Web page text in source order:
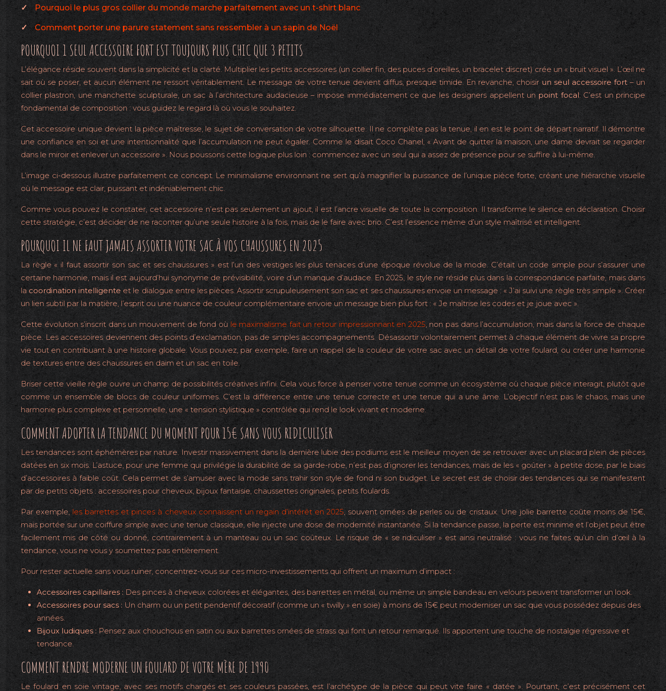
Pourquoi le plus gros collier du monde marche parfaitement avec un t-shirt blanc
Comment porter une parure statement sans ressembler à un sapin de Noël
POURQUOI 1 SEUL ACCESSOIRE FORT EST TOUJOURS PLUS CHIC QUE 3 PETITS
L’élégance réside souvent dans la simplicité et la clarté. Multiplier les petits accessoires (un collier fin, des puces d’oreilles, un bracelet discret) crée un « bruit visuel ». L’œil ne
sait où se poser, et aucun élément ne ressort véritablement. Le message de votre tenue devient diffus, presque timide. En revanche, choisir un seul accessoire fort– un
collier plastron, une manchette sculpturale, un sac à l’architecture audacieuse – impose immédiatement ce que les designers appellent un point focal. C’est un principe
fondamental de composition : vous guidez le regard là où vous le souhaitez.
Cet accessoire unique devient la pièce maîtresse, le sujet de conversation de votre silhouette. Il ne complète pas la tenue, il en est le point de départ narratif. Il démontre
une confiance en soi et une intentionnalité que l’accumulation ne peut égaler. Comme le disait Coco Chanel, « Avant de quitter la maison, une dame devrait se regarder
dans le miroir et enlever un accessoire ». Nous poussons cette logique plus loin : commencez avec un seul qui a assez de présence pour se suffire à lui-même.
L’image ci-dessous illustre parfaitement ce concept. Le minimalisme environnant ne sert qu’à magnifier la puissance de l’unique pièce forte, créant une hiérarchie visuelle
où le message est clair, puissant et indéniablement chic.
Comme vous pouvez le constater, cet accessoire n’est pas seulement un ajout, il est l’ancre visuelle de toute la composition. Il transforme le silence en déclaration. Choisir
cette stratégie, c’est décider de ne raconter qu’une seule histoire à la fois, mais de le faire avec brio. C’est l’essence même d’un style maîtrisé et intelligent.
POURQUOI IL NE FAUT JAMAIS ASSORTIR VOTRE SAC À VOS CHAUSSURES EN 2025
La règle « il faut assortir son sac et ses chaussures » est l’un des vestiges les plus tenaces d’une époque révolue de la mode. C’était un code simple pour s’assurer une
certaine harmonie, mais il est aujourd’hui synonyme de prévisibilité, voire d’un manque d’audace. En 2025, le style ne réside plus dans la correspondance parfaite, mais dans
lacoordination intelligente et le dialogue entre les pièces. Assortir scrupuleusement son sac et ses chaussures envoie un message : « J’ai suivi une règle très simple ». Créer
un lien subtil par la matière, l’esprit ou une nuance de couleur complémentaire envoie un message bien plus fort : « Je maîtrise les codes et je joue avec ».
Cette évolution s’inscrit dans un mouvement de fond où le maximalisme fait un retour impressionnant en 2025, non pas dans l’accumulation, mais dans la force de chaque
pièce. Les accessoires deviennent des points d’exclamation, pas de simples accompagnements. Désassortir volontairement permet à chaque élément de vivre sa propre
vie tout en contribuant à une histoire globale. Vous pouvez, par exemple, faire un rappel de la couleur de votre sac avec un détail de votre foulard, ou créer une harmonie
de textures entre des chaussures en daim et un sac en toile.
Briser cette vieille règle ouvre un champ de possibilités créatives infini. Cela vous force à penser votre tenue comme un écosystème où chaque pièce interagit, plutôt que
comme un ensemble de blocs de couleur uniformes. C’est la différence entre une tenue correcte et une tenue qui a une âme. L’objectif n’est pas le chaos, mais une
harmonie plus complexe et personnelle, une « tension stylistique » contrôlée qui rend le look vivant et moderne.
COMMENT ADOPTER LA TENDANCE DU MOMENT POUR 15€ SANS VOUS RIDICULISER
Les tendances sont éphémères par nature. Investir massivement dans la dernière lubie des podiums est le meilleur moyen de se retrouver avec un placard plein de pièces
datées en six mois. L’astuce, pour une femme qui privilégie la durabilité de sa garde-robe, n’est pas d’ignorer les tendances, mais de les « goûter » à petite dose, par le biais
d’accessoires à faible coût. Cela permet de s’amuser avec la mode sans trahir son style de fond ni son budget. Le secret est de choisir des tendances qui se manifestent
par de petits objets : accessoires pour cheveux, bijoux fantaisie, chaussettes originales, petits foulards.
Par exemple,les barrettes et pinces à cheveux connaissent un regain d’intérêt en 2025, souvent ornées de perles ou de cristaux. Une jolie barrette coûte moins de 15€,
mais portée sur une coiffure simple avec une tenue classique, elle injecte une dose de modernité instantanée. Si la tendance passe, la perte est minime et l’objet peut être
facilement mis de côté ou donné, contrairement à un manteau ou un sac coûteux. Le risque de « se ridiculiser » est ainsi neutralisé : vous ne faites qu’un clin d’œil à la
tendance, vous ne vous y soumettez pas entièrement.
Pour rester actuelle sans vous ruiner, concentrez-vous sur ces micro-investissements qui offrent un maximum d’impact :
Accessoires capillaires :Des pinces à cheveux colorées et élégantes, des barrettes en métal, ou même un simple bandeau en velours peuvent transformer un look.
Accessoires pour sacs : Un charm ou un petit pendentif décoratif (comme un « twilly » en soie) à moins de 15€ peut moderniser un sac que vous possédez depuis des
années.
Bijoux ludiques :Pensez aux chouchous en satin ou aux barrettes ornées de strass qui font un retour remarqué. Ils apportent une touche de nostalgie régressive et
tendance.
COMMENT RENDRE MODERNE UN FOULARD DE VOTRE MÈRE DE 1990
Le foulard en soie vintage, avec ses motifs chargés et ses couleurs passées, est l’archétype de la pièce qui peut vite faire « datée ». Pourtant, c’est précisément cet